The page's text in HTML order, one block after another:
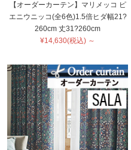
【オーダーカーテン】マリメッコ ピ
エニウニッコ(全6色)1.5倍ヒダ幅21?
260cm 丈31?260cm
¥14,630(税込) ～